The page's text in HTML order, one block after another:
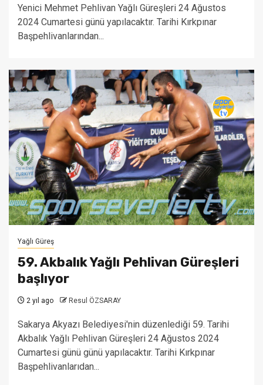
Yenici Mehmet Pehlivan Yağlı Güreşleri 24 Ağustos
2024 Cumartesi günü yapılacaktır. Tarihi Kırkpınar
Başpehlivanlarından...
Yağlı Güreş
59. Akbalık Yağlı Pehlivan Güreşleri
başlıyor
2 yıl ago Resul ÖZSARAY
Sakarya Akyazı Belediyesi'nin düzenlediği 59. Tarihi
Akbalık Yağlı Pehlivan Güreşleri 24 Ağustos 2024
Cumartesi günü günü yapılacaktır. Tarihi Kırkpınar
Başpehlivanlarıdan...